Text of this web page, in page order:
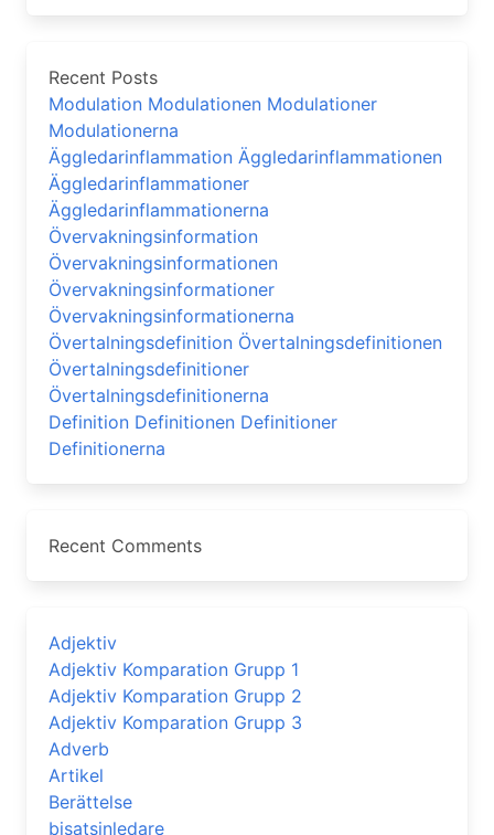
Recent Posts
Modulation Modulationen Modulationer
Modulationerna
Äggledarinflammation Äggledarinflammationen
Äggledarinflammationer
Äggledarinflammationerna
Övervakningsinformation
Övervakningsinformationen
Övervakningsinformationer
Övervakningsinformationerna
Övertalningsdefinition Övertalningsdefinitionen
Övertalningsdefinitioner
Övertalningsdefinitionerna
Definition Definitionen Definitioner
Definitionerna
Recent Comments
Adjektiv
Adjektiv Komparation Grupp 1
Adjektiv Komparation Grupp 2
Adjektiv Komparation Grupp 3
Adverb
Artikel
Berättelse
bisatsinledare